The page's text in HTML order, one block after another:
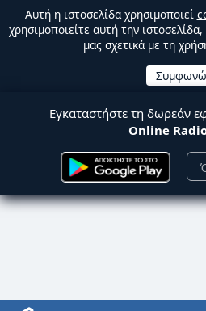
Αυτή η ιστοσελίδα χρησιμοποιεί
χρησιμοποιείτε αυτή την
μας σχετικά με τη
Εγκαταστήστε τη δωρεάν
Online